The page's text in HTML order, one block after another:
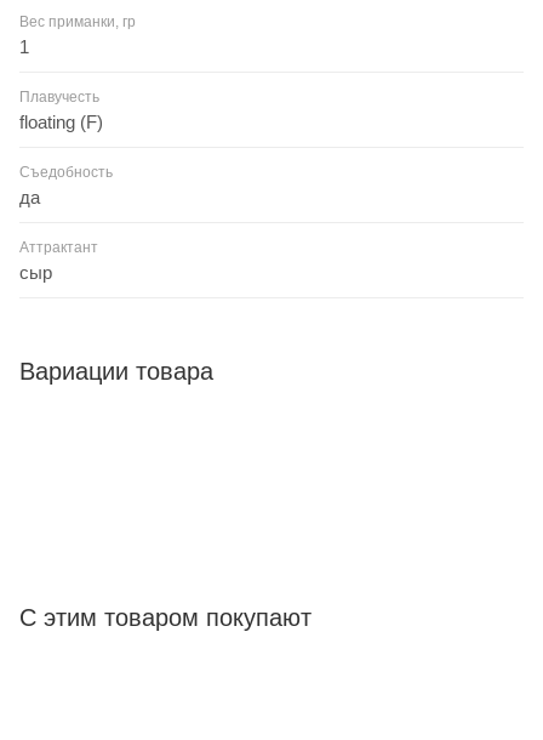
Вес приманки, гр
1
Плавучесть
floating (F)
Съедобность
да
Аттрактант
сыр
Вариации товара
С этим товаром покупают